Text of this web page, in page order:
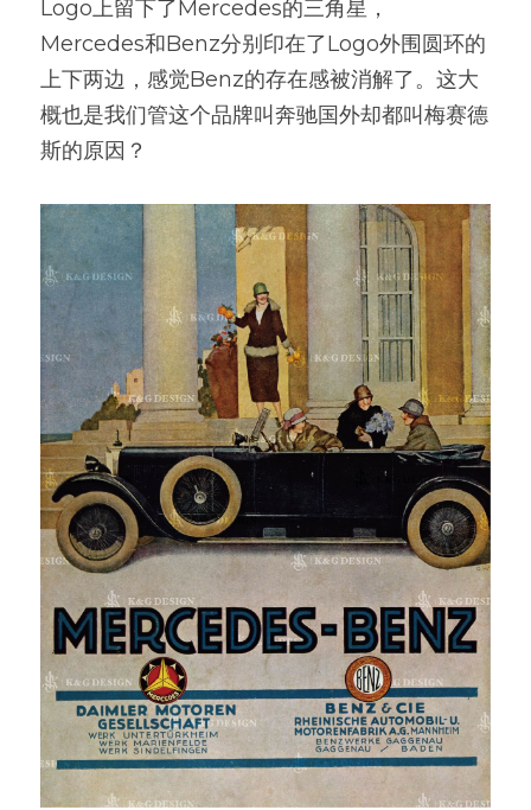
Logo上留下了Mercedes的三角星，
Mercedes和Benz分别印在了Logo外围圆环的
上下两边，感觉Benz的存在感被消解了。这大
概也是我们管这个品牌叫奔驰国外却都叫梅赛德
斯的原因？